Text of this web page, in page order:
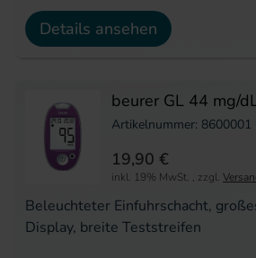
Details ansehen
beurer GL 44 mg/
Artikelnummer: 8600001
Beleuchteter Einfuhrschacht,
Display, breite Teststreifen
19,90 €
inkl. 19% MwSt. , zzgl.